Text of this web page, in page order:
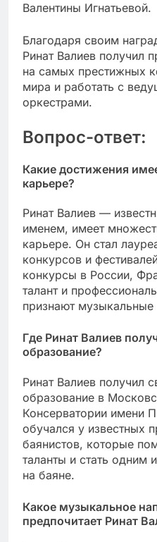
Валентины Игнатьевой.
Благодаря своим
Ринат Валиев получил
на самых престижных
мира и работать с
оркестрами.
Вопрос-ответ:
Какие достижения
карьере?
Ринат Валиев —
именем, имеет
карьере. Он стал
конкурсов и
конкурсы в России,
талант и
признают музыкальные
Где Ринат Валиев
образование?
Ринат Валиев получил
образование в
Консерватории имени
обучался у известных
баянистов, которые
таланты и стать одним
на баяне.
Какое музыкальное
предпочитает Ринат